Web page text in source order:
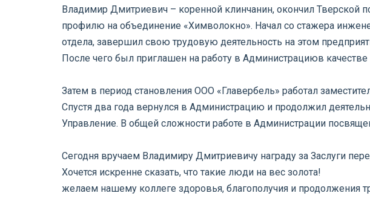
Владимир Дмитриевич – коренной клинчанин, окончил Тверской
профилю на объединение «Химволокно». Начал со стажера
отдела, завершил свою трудовую деятельность на этом
После чего был приглашен на работу в Администрациюв
Затем в период становления ООО «Главербель» работал
Спустя два года вернулся в Администрацию и продолжил
Управление. В общей сложности работе в Администрации
Сегодня вручаем Владимиру Дмитриевичу награду за Заслуги
Хочется искренне сказать, что такие люди на вес золота!
желаем нашему коллеге здоровья, благополучия и продолжения